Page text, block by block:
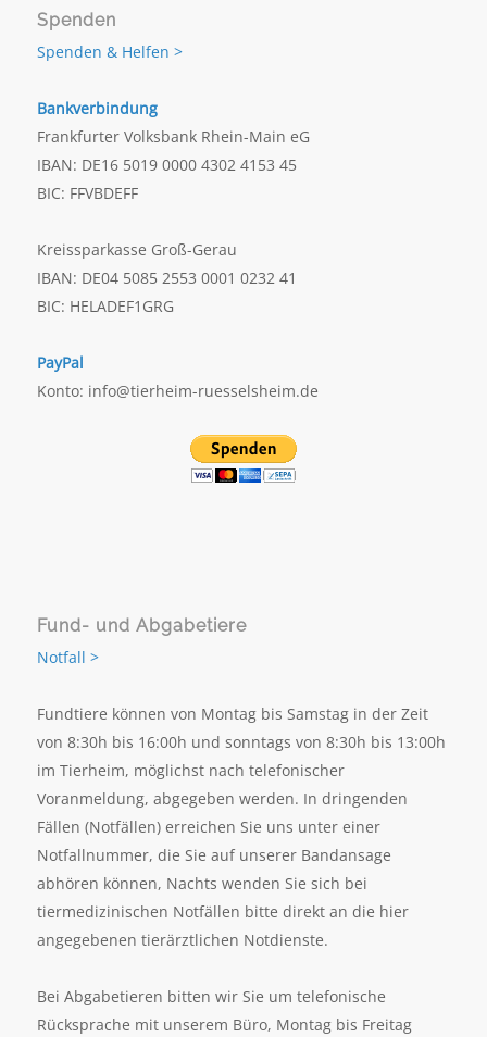
Spenden
Spenden & Helfen >
Bankverbindung
Frankfurter Volksbank Rhein-Main eG
IBAN: DE16 5019 0000 4302 4153 45
BIC: FFVBDEFF
Kreissparkasse Groß-Gerau
IBAN: DE04 5085 2553 0001 0232 41
BIC: HELADEF1GRG
PayPal
Konto: info@tierheim-ruesselsheim.de
Fund- und Abgabetiere
Notfall >
Fundtiere können von Montag bis Samstag in der Zeit
von 8:30h bis 16:00h und sonntags von 8:30h bis 13:00h
im Tierheim, möglichst nach telefonischer
Voranmeldung, abgegeben werden. In dringenden
Fällen (Notfällen) erreichen Sie uns unter einer
Notfallnummer, die Sie auf unserer Bandansage
abhören können, Nachts wenden Sie sich bei
tiermedizinischen Notfällen bitte direkt an die hier
angegebenen tierärztlichen Notdienste.
Bei Abgabetieren bitten wir Sie um telefonische
Rücksprache mit unserem Büro, Montag bis Freitag